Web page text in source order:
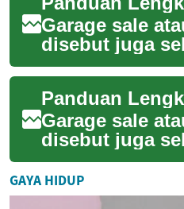
telah menjad...
Garage sale
disebut juga
barang bekas
tren yang
Indon...
Garage sale
disebut juga
penjualan
rumah
populer
GAYA HIDUP